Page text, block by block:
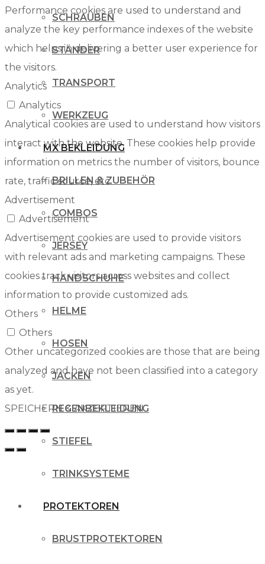
SCHRAUBEN
STÄNDER
TRANSPORT
WERKZEUG
MX BEKLEIDUNG
BRILLEN & ZUBEHÖR
COMBOS
JERSEY
HANDSCHUHE
HELME
HOSEN
JACKEN
REGENBEKLEIDUNG
STIEFEL
TRINKSYSTEME
PROTEKTOREN
BRUSTPROTEKTOREN
Performance cookies are used to understand and
analyze the key performance indexes of the website
which helps in delivering a better user experience for
the visitors.
Analytics
Analytics
Analytical cookies are used to understand how visitors
interact with the website. These cookies help provide
information on metrics the number of visitors, bounce
rate, traffic source, etc.
Advertisement
Advertisement
Advertisement cookies are used to provide visitors
with relevant ads and marketing campaigns. These
cookies track visitors across websites and collect
information to provide customized ads.
Others
Others
Other uncategorized cookies are those that are being
analyzed and have not been classified into a category
as yet.
SPEICHERN & AKZEPTIEREN